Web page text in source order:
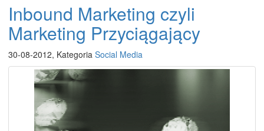
Inbound Marketing czyli
Marketing Przyciągający
30-08-2012, Kategoria Social Media